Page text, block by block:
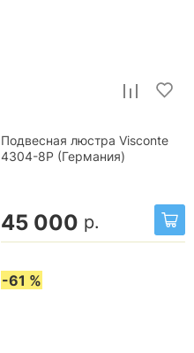
Подвесная люстра Visconte
4304-8P (Германия)
45 000 р.
-61 %